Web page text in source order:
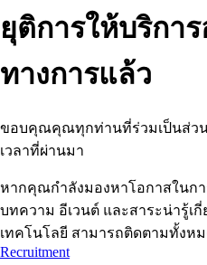
ยุติการให้บริกา
ทางการแล้ว
ขอบคุณคุณทุกท่านที่ร่วมเป็นส่วน
เวลาที่ผ่านมา
หากคุณกำลังมองหาโอกาสในก
บทความ อีเวนต์ และสาระน่ารู้เ
เทคโนโลยี สามารถติดตามทั้งห
Recruitment